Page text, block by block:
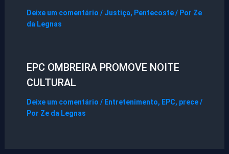
Deixe um comentário / Justiça, Pentecoste/ Por Ze
da Legnas
EPC OMBREIRA PROMOVE NOITE
CULTURAL
Deixe um comentário / Entretenimento, EPC, prece/
Por Ze da Legnas